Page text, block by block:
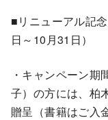
■リニューアル記
日～10月31日）
・キャンペーン
子）の方には、柏
贈呈（書籍はご入